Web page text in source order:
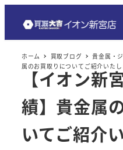
ホーム 買取ブログ 貴金属・
属のお買取りについてご紹介いたし
【イオン新
績】貴金属
いてご紹介